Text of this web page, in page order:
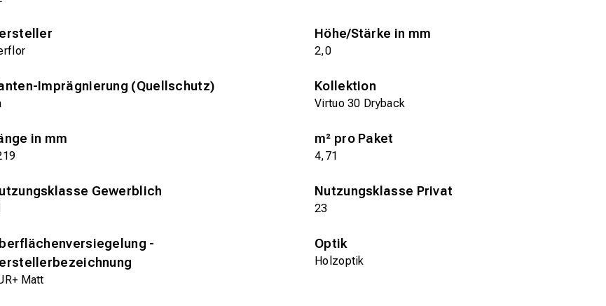
Höhe/Stärke in mm
2,0
Imprägnierung (Quellschutz) Kollektion
Virtuo 30 Dryback
in mm m² pro Paket
4,71
Gewerblich Nutzungsklasse Privat
23
-
Matt
Optik
Holzoptik